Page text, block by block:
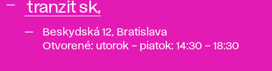
tranzit sk,
Beskydská 12, Bratislava
Otvorené: utorok – piatok: 14:30 – 18:30